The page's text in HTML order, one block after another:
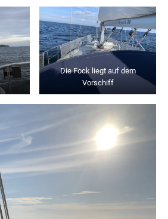
Die Fock liegt auf dem
Vorschiff